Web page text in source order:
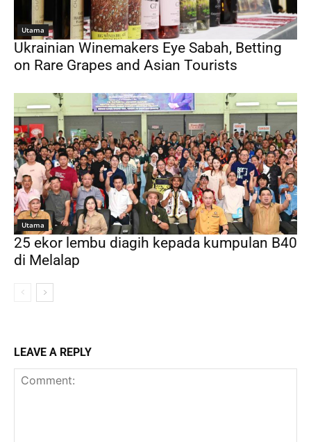
Utama
Ukrainian Winemakers Eye Sabah, Betting
on Rare Grapes and Asian Tourists
Utama
25 ekor lembu diagih kepada kumpulan B40
di Melalap
LEAVE A REPLY